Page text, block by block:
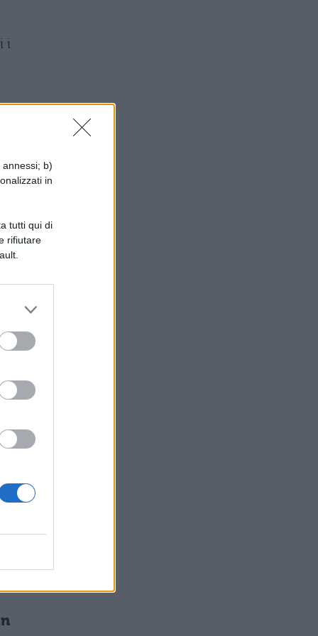
b)
in
tutti qui di
rifiutare
i